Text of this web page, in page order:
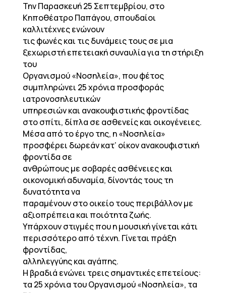
Την Παρασκευή 25 Σεπτεμβρίου, στο
Κηποθέατρο Παπάγου, σπουδαίοι
καλλιτέχνες ενώνουν
τις φωνές και τις δυνάμεις τους σε μια
ξεχωριστή επετειακή συναυλία για τη στήριξη
του
Οργανισμού «Νοσηλεία», που φέτος
συμπληρώνει 25 χρόνια προσφοράς
ιατρονοσηλευτικών
υπηρεσιών και ανακουφιστικής φροντίδας
στο σπίτι, δίπλα σε ασθενείς και οικογένειες.
Μέσα από το έργο της, η «Νοσηλεία»
προσφέρει δωρεάν κατ’ οίκον ανακουφιστική
φροντίδα σε
ανθρώπους με σοβαρές ασθένειες και
οικονομική αδυναμία, δίνοντάς τους τη
δυνατότητα να
παραμένουν στο οικείο τους περιβάλλον με
αξιοπρέπεια και ποιότητα ζωής.
Υπάρχουν στιγμές που η μουσική γίνεται κάτι
περισσότερο από τέχνη. Γίνεται πράξη
φροντίδας,
αλληλεγγύης και αγάπης.
Η βραδιά ενώνει τρεις σημαντικές επετείους:
τα 25 χρόνια του Οργανισμού «Νοσηλεία», τα